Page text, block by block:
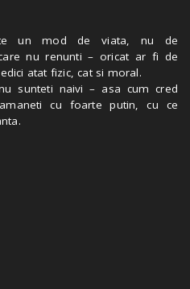
un mod de viata, nu de
nu renunti – oricat ar fi de
atat fizic, cat si moral.
sunteti naivi – asa cum cred
cu foarte putin, cu ce